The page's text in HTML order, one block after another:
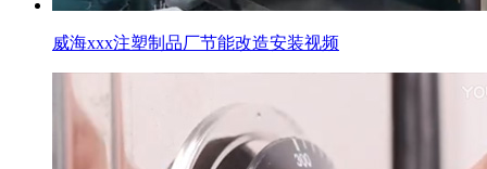
威海xxx注塑制品厂节能改造安装视频